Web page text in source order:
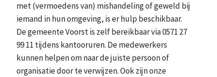
met (vermoedens van) mishandeling of geweld bij
iemand in hun omgeving, is er hulp beschikbaar.
De gemeente Voorst is zelf bereikbaar via 0571 27
99 11 tijdens kantooruren. De medewerkers
kunnen helpen om naar de juiste persoon of
organisatie door te verwijzen. Ook zijn onze